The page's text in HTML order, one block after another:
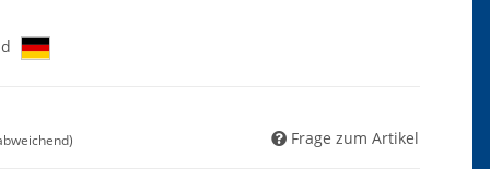
Frage zum Artikel